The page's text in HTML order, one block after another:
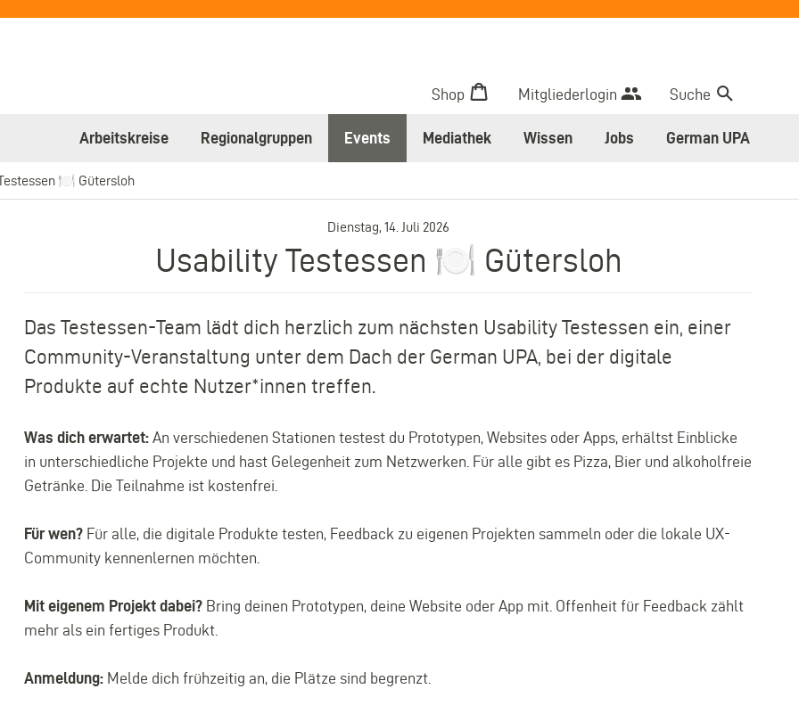
Shop Mitgliederlogin Suche
Arbeitskreise Regionalgruppen Events Mediathek Wissen Jobs German UPA
🍽️ Gütersloh
Dienstag, 14. Juli 2026
Usability Testessen 🍽️ Gütersloh
Das Testessen-Team lädt dich herzlich zum nächsten Usability Testessen ein, einer
Community-Veranstaltung unter dem Dach der German UPA, bei der digitale
Produkte auf echte Nutzer*innen treffen.
Was dich erwartet: An verschiedenen Stationen testest du Prototypen, Websites oder Apps, erhältst Einblicke
in unterschiedliche Projekte und hast Gelegenheit zum Netzwerken. Für alle gibt es Pizza, Bier und alkoholfreie
Getränke. Die Teilnahme ist kostenfrei.
Für wen? Für alle, die digitale Produkte testen, Feedback zu eigenen Projekten sammeln oder die lokale UX-
Community kennenlernen möchten.
Mit eigenem Projekt dabei? Bring deinen Prototypen, deine Website oder App mit. Offenheit für Feedback zählt
mehr als ein fertiges Produkt.
Anmeldung: Melde dich frühzeitig an, die Plätze sind begrenzt.